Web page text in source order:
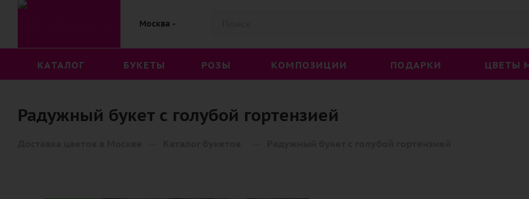
Москва
КАТАЛОГ БУКЕТЫ РОЗЫ КОМПОЗИЦИИ ПОДАРКИ ЦВЕТЫ
Радужный букет с голубой гортензией